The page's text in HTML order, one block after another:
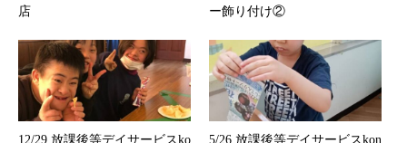
店
ー飾り付け②
12/29 放課後等デイサービスko
5/26 放課後等デイサービスkon